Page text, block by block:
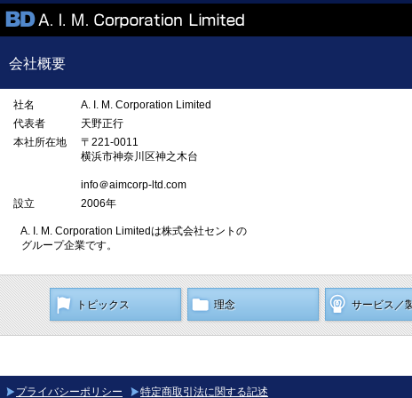
会社概要
社名
A. I. M. Corporation Limited
代表者
天野正行
本社所在地
〒221-0011
横浜市神奈川区神之木台
info＠aimcorp-ltd.com
設立
2006年
A. I. M. Corporation Limitedは株式会社セントの
グループ企業です。
トピックス 理念 サービス／
プライバシーポリシー 特定商取引法に関する記述